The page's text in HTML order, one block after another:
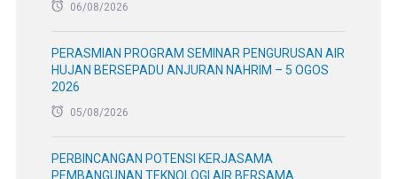
06/08/2026
PERASMIAN PROGRAM SEMINAR PENGURUSAN AIR
HUJAN BERSEPADU ANJURAN NAHRIM – 5 OGOS
2026
05/08/2026
PERBINCANGAN POTENSI KERJASAMA
PEMBANGUNAN TEKNOLOGI AIR BERSAMA